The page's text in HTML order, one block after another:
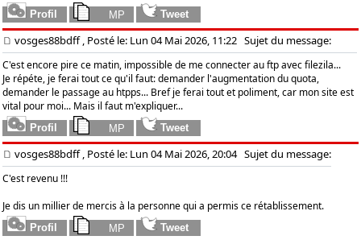
vosges88bdff, Posté le: Lun 04 Mai 2026, 11:22 Sujet du message:
C'est encore pire ce matin, impossible de me connecter au ftp avec filezila...
Je répéte, je ferai tout ce qu'il faut: demander l'augmentation du quota,
demander le passage au htpps... Bref je ferai tout et poliment, car mon site est
vital pour moi... Mais il faut m'expliquer...
vosges88bdff, Posté le: Lun 04 Mai 2026, 20:04Sujet du message:
C'est revenu !!!
Je dis un millier de mercis à la personne qui a permis ce rétablissement.